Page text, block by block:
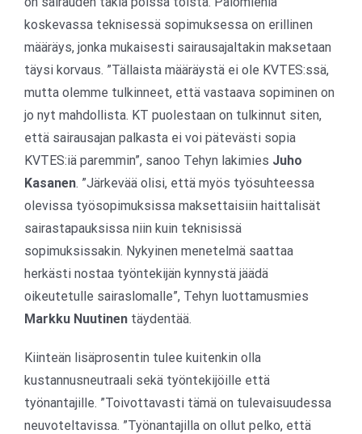
koskevassa teknisessä sopimuksessa on erillinen
määräys, jonka mukaisesti sairausajaltakin maksetaan
täysi korvaus. ”Tällaista määräystä ei ole KVTES:ssä,
mutta olemme tulkinneet, että vastaava sopiminen on
jo nyt mahdollista. KT puolestaan on tulkinnut siten,
että sairausajan palkasta ei voi pätevästi sopia
KVTES:iä paremmin”, sanoo Tehyn lakimies Juho
Kasanen. ”Järkevää olisi, että myös työsuhteessa
olevissa työsopimuksissa maksettaisiin haittalisät
sairastapauksissa niin kuin teknisissä
sopimuksissakin. Nykyinen menetelmä saattaa
herkästi nostaa työntekijän kynnystä jäädä
oikeutetulle sairaslomalle”, Tehyn luottamusmies
Markku Nuutinen täydentää.
Kiinteän lisäprosentin tulee kuitenkin olla
kustannusneutraali sekä työntekijöille että
työnantajille. ”Toivottavasti tämä on tulevaisuudessa
neuvoteltavissa. ”Työnantajilla on ollut pelko, että